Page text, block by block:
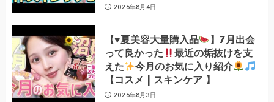
2026年8月4日
【♥️夏美容大量購入品
】7月出会
って良かった
最近の垢抜けを支
えた
今月のお気に入り紹介
【コスメ | スキンケア 】
2026年8月3日